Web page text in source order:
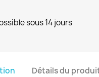
sous 14 jours
Détails du